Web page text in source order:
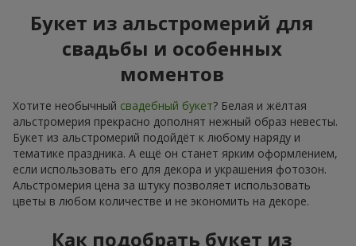
Букет из альстромерий для
свадьбы и особенных
моментов
Хотите необычный свадебный букет? Белая и жёлтая
альстромерия прекрасно дополнят нежный образ невесты.
Букет из альстромерий подойдёт к любому наряду и
тематике праздника. А ещё он станет ярким оформлением,
если использовать его для декора и украшения фотозон.
Альстромерия цена за штуку позволяет использовать
цветы в любом количестве и не экономить на декоре.
Как подобрать букет из